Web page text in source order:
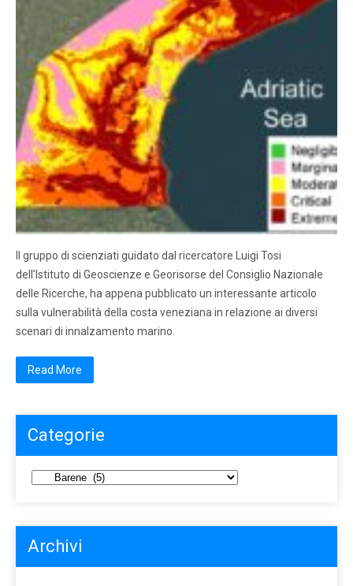
Il gruppo di scienziati guidato dal ricercatore Luigi Tosi
dell’Istituto di Geoscienze e Georisorse del Consiglio Nazionale
delle Ricerche, ha appena pubblicato un interessante articolo
sulla vulnerabilità della costa veneziana in relazione ai diversi
scenari di innalzamento marino.
Read More
Categorie
Archivi